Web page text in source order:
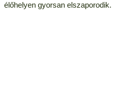
élőhelyen gyorsan elszaporodik.